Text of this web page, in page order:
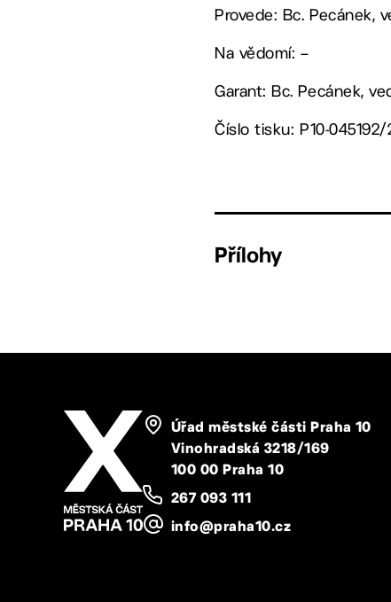
Provede: Bc. Pecánek,
Na vědomí: –
Garant: Bc. Pecánek,
Číslo tisku: P10-045192/
Přílohy
Úřad městské části Praha 10
Vinohradská 3218/169
100 00 Praha 10
267 093 111
info@praha10.cz